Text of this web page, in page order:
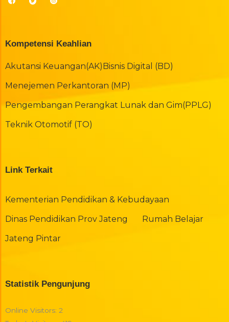
Kompetensi Keahlian
Akutansi Keuangan(AK)Bisnis Digital (BD)
Menejemen Perkantoran (MP)
Pengembangan Perangkat Lunak dan Gim(PPLG)
Teknik Otomotif (TO)
Link Terkait
Kementerian Pendidikan & Kebudayaan
Dinas Pendidikan Prov Jateng
Rumah Belajar
Jateng Pintar
Statistik Pengunjung
Online Visitors: 2